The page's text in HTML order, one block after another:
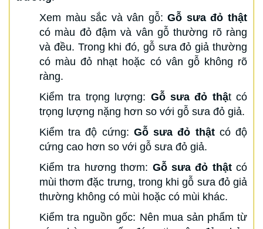
Xem màu sắc và vân gỗ:Gỗ sưa đỏ thật
có màu đỏ đậm và vân gỗ thường rõ ràng
và đều. Trong khi đó, gỗ sưa đỏ giả thường
có màu đỏ nhạt hoặc có vân gỗ không rõ
ràng.
Kiểm tra trọng lượng: Gỗ sưa đỏ thật có
trọng lượng nặng hơn so với gỗ sưa đỏ giả.
Kiểm tra độ cứng: Gỗ sưa đỏ thậtcó độ
cứng cao hơn so với gỗ sưa đỏ giả.
Kiểm tra hương thơm: Gỗ sưa đỏ thật có
mùi thơm đặc trưng, trong khi gỗ sưa đỏ giả
thường không có mùi hoặc có mùi khác.
Kiểm tra nguồn gốc: Nên mua sản phẩm từ